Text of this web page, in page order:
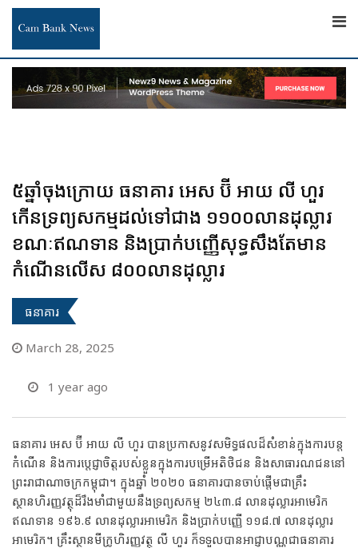
Skip
content
៥ឆ្នាំចុងក្រោយ ធនាគារ​ អេស ប៊ី អាយ លី ហួរ
កើនទ្រព្យសកម្មដល់ទៅជាង ១១០០លានដុល្លារ
ខណៈឥណទាន និងប្រាក់បញ្ញើសុទ្ធសឹងតែមាន
កំណើនលើស ៨០០លានដុល្លារ
ធនាគារ
March 28, 2025
1 year ago
ធនាគារ អេស ប៊ី អាយ លី ហួរ បានប្រកាសនូវសមិទ្ធផលដ៏សំខាន់ក្នុងការបន្ត
កំណើន និងការប្តេជ្ញាចិត្តរបស់ខ្លួនក្នុងការបម្រើអតិថិជន និងសាធារណជននៅ
ព្រះរាជាណាចក្រកម្ពុជា។ ក្នុងឆ្នាំ ២០២០ ធនាគារបានចាប់ផ្តើមជាគ្រឹះ
ស្ថានហិរញ្ញវត្ថុដ៏រឹងមាំជាមួយនឹងទ្រព្យសកម្ម ២៤៣.៨ លានដុល្លារអាមេរិក
ឥណទាន ១៩៦.៩ លានដុល្លារអាមេរិក និងប្រាក់បញ្ញើ ១១៨.៧ លានដុល្លារ
អាមេរិក។ គ្រឹះស្ថានមីក្រូហិរញ្ញវត្ថុ លី ហួរ ក៏ទទួលបានអាជ្ញាបណ្ណជាធនាគារ